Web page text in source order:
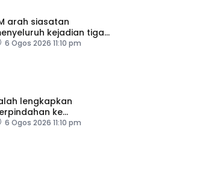
arah siasatan
kejadian tiga
polis maut akibat
6 Ogos 2026 11:10 pm
lengkapkan
ke
6 Ogos 2026 11:10 pm